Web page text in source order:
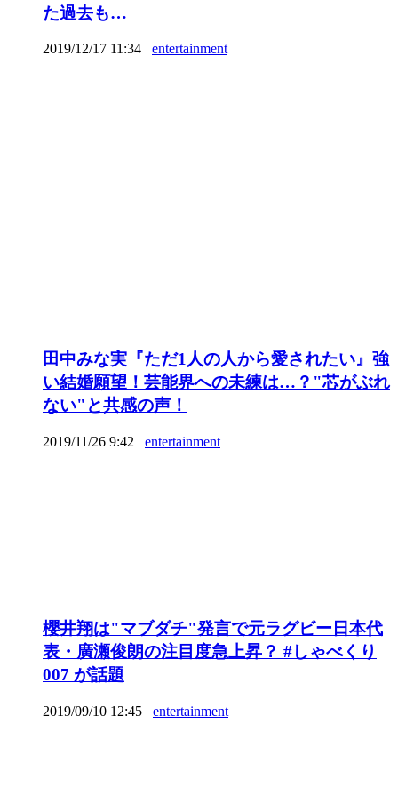
た過去も…
2019/12/17 11:34 entertainment
田中みな実『ただ1人の人から愛されたい』強
い結婚願望！芸能界への未練は…？"芯がぶれ
ない"と共感の声！
2019/11/26 9:42 entertainment
櫻井翔は"マブダチ"発言で元ラグビー日本代
表・廣瀬俊朗の注目度急上昇？ #しゃべくり
007 が話題
2019/09/10 12:45 entertainment